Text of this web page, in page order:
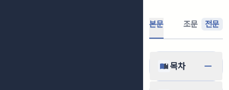
본문 조문 전문
목차